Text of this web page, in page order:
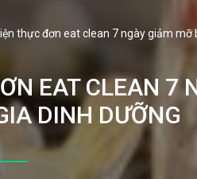
thực đơn eat clean 7 ngày giảm
EAT CLEAN 7
DINH DƯỠNG